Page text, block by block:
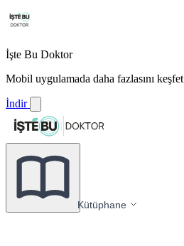
İşte Bu Doktor
Mobil uygulamada daha fazlasını keşfet
İndir
Kütüphane